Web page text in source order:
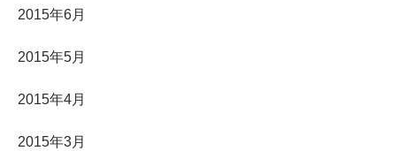
2015年6月
2015年5月
2015年4月
2015年3月